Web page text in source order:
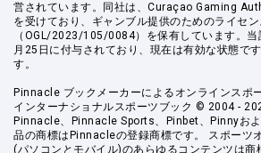
営されています。同社は、Curaçao Gaming
を受けており、ギャンブル提供のためのライセン
（OGL/2023/105/0084）を保有しています。
月25日に付与されており、現在は有効な状態で
す。
Pinnacle ブックメーカーによるオンラインスポ
インターナショナルスポーツブック © 2004 -
Pinnacle、Pinnacle Sports、Pinbet、Pinnyお
品の商標はPinnacleの登録商標です。 スポーツ
(パソコンとモバイル)のあらゆるコンテンツは商